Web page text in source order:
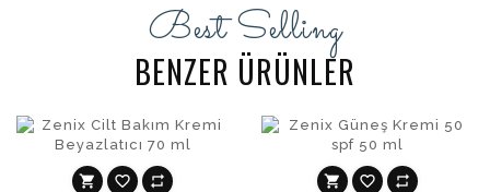
Best Selling
BENZER ÜRÜNLER
shopping_cart favorite_border repeat shopping_cart favorite_border repeat